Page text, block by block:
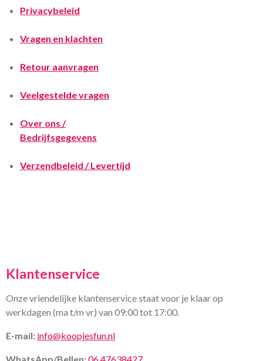
Privacybeleid
Vragen en klachten
Retour aanvragen
Veelgestelde vragen
Over ons /
Bedrijfsgegevens
Verzendbeleid / Levertijd
Klantenservice
Onze vriendelijke klantenservice staat voor je klaar op
werkdagen (ma t/m vr) van 09:00 tot 17:00.
E-mail: info@koopjesfun.nl
WhatsApp/Bellen:06 47638427